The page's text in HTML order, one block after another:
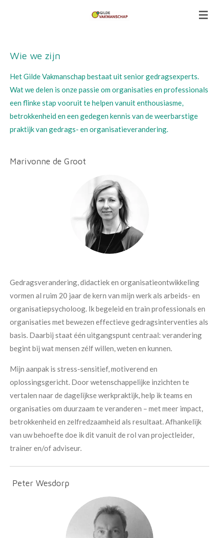
Wie we zijn
Het Gilde Vakmanschap bestaat uit senior gedragsexperts.
Wat we delen is onze passie om organisaties en professionals
een flinke stap vooruit te helpen vanuit enthousiasme,
betrokkenheid en een gedegen kennis van de weerbarstige
praktijk van gedrags- en organisatieverandering.
Marivonne de Groot
Gedragsverandering, didactiek en organisatieontwikkeling
vormen al ruim 20 jaar de kern van mijn werk als arbeids- en
organisatiepsycholoog. Ik begeleid en train professionals en
organisaties met bewezen effectieve gedragsinterventies als
basis. Daarbij staat één uitgangspunt centraal: verandering
begint bij wat mensen zélf willen, weten en kunnen.
Mijn aanpak is stress-sensitief, motiverend en
oplossingsgericht. Door wetenschappelijke inzichten te
vertalen naar de dagelijkse werkpraktijk, help ik teams en
organisaties om duurzaam te veranderen – met meer impact,
betrokkenheid en zelfredzaamheid als resultaat. Afhankelijk
van uw behoefte doe ik dit vanuit de rol van projectleider,
trainer en/of adviseur.
Peter Wesdorp